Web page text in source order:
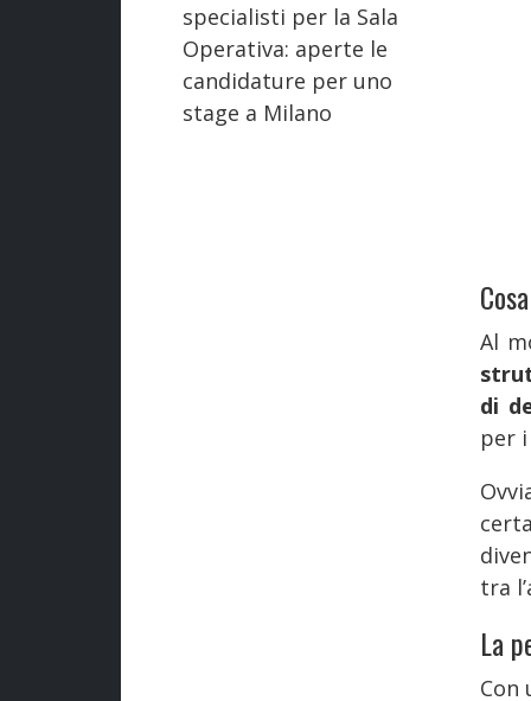
specialisti per la Sala
Operativa: aperte le
candidature per uno
stage a Milano
Al
di
per
tra
La
Con